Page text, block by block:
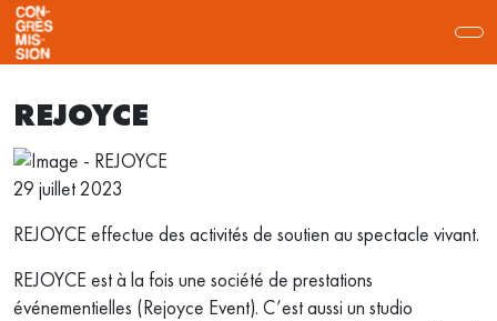
REJOYCE
29 juillet 2023
REJOYCE effectue des activités de soutien au spectacle vivant.
REJOYCE est à la fois une société de prestations
événementielles (Rejoyce Event). C’est aussi un studio